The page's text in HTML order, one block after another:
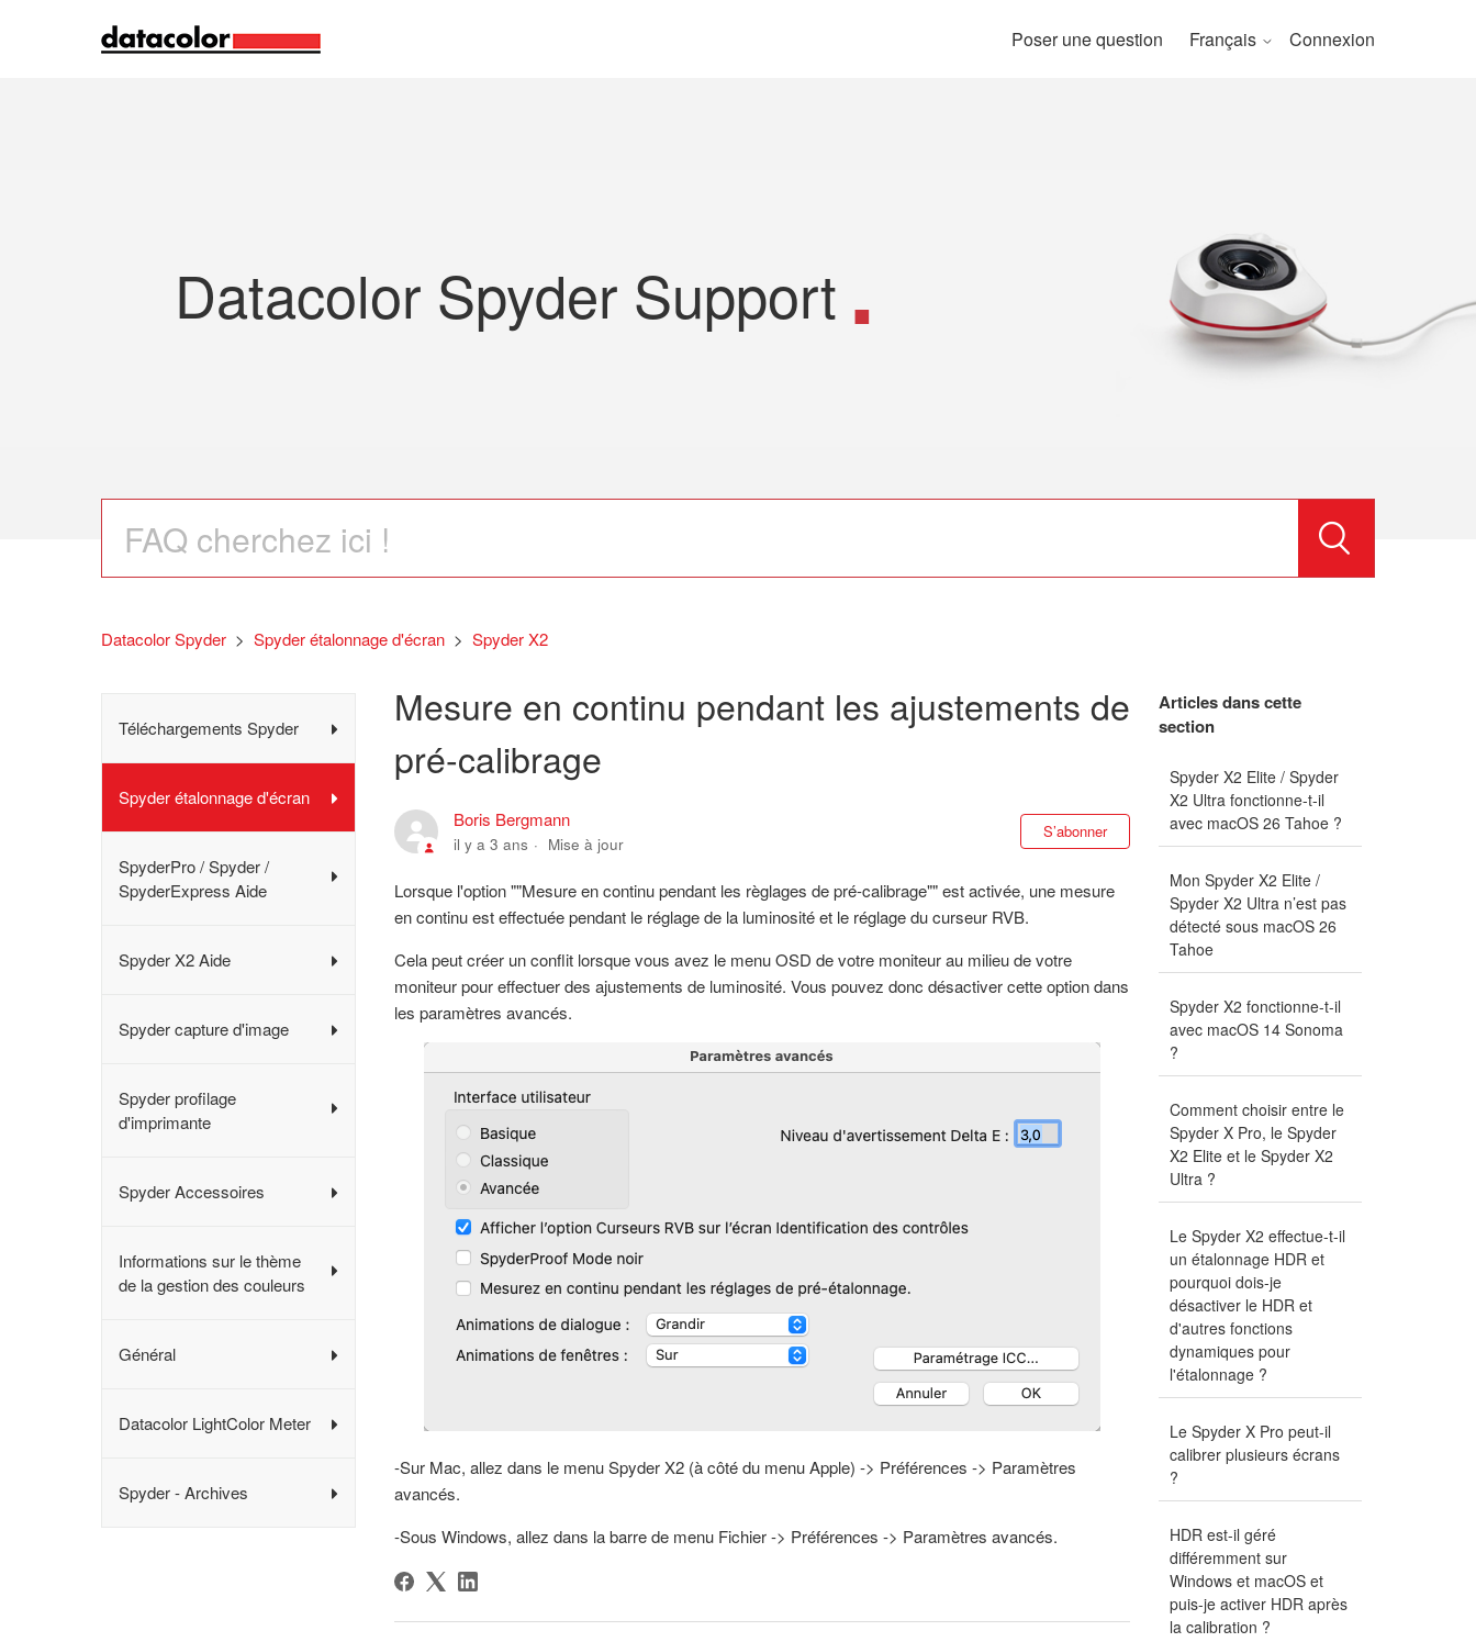
Poser une question Français Connexion
Datacolor Spyder Support
Datacolor Spyder Spyder étalonnage d'écran Spyder X2
Téléchargements Spyder
Spyder étalonnage d'écran
SpyderPro / Spyder /
SpyderExpress Aide
Spyder X2 Aide
Spyder capture d'image
Spyder profilage
d'imprimante
Spyder Accessoires
Informations sur le thème
de la gestion des couleurs
Général
Datacolor LightColor Meter
Spyder - Archives
Articles dans cette
section
Spyder X2 Elite / Spyder
X2 Ultra fonctionne-t-il
avec macOS 26 Tahoe ?
Mon Spyder X2 Elite /
Spyder X2 Ultra n’est pas
détecté sous macOS 26
Tahoe
Spyder X2 fonctionne-t-il
avec macOS 14 Sonoma
?
Comment choisir entre le
Spyder X Pro, le Spyder
X2 Elite et le Spyder X2
Ultra ?
Le Spyder X2 effectue-t-il
un étalonnage HDR et
pourquoi dois-je
désactiver le HDR et
d'autres fonctions
dynamiques pour
l'étalonnage ?
Le Spyder X Pro peut-il
calibrer plusieurs écrans
?
HDR est-il géré
différemment sur
Windows et macOS et
puis-je activer HDR après
la calibration ?
Mesure en continu pendant les ajustements de
pré-calibrage
Boris Bergmann
il y a 3 ans Mise à jour
S’abonner Pas encore suivi par quelqu'un
Lorsque l'option ""Mesure en continu pendant les règlages de pré-calibrage"" est activée, une mesure
en continu est effectuée pendant le réglage de la luminosité et le réglage du curseur RVB.
Cela peut créer un conflit lorsque vous avez le menu OSD de votre moniteur au milieu de votre
moniteur pour effectuer des ajustements de luminosité. Vous pouvez donc désactiver cette option dans
les paramètres avancés.
-Sur Mac, allez dans le menu Spyder X2 (à côté du menu Apple) -> Préférences -> Paramètres
avancés.
-Sous Windows, allez dans la barre de menu Fichier -> Préférences -> Paramètres avancés.